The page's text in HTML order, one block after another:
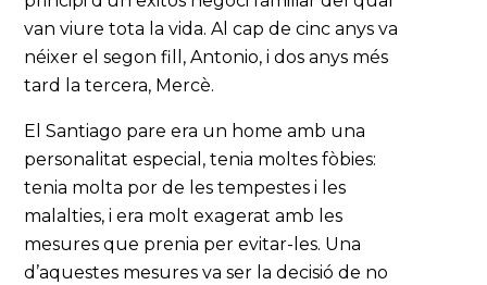
van viure tota la vida. Al cap de cinc anys va
néixer el segon fill, Antonio, i dos anys més
tard la tercera, Mercè.
El Santiago pare era un home amb una
personalitat especial, tenia moltes fòbies:
tenia molta por de les tempestes i les
malalties, i era molt exagerat amb les
mesures que prenia per evitar-les. Una
d’aquestes mesures va ser la decisió de no